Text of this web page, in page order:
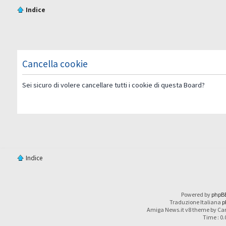
Indice
Cancella cookie
Sei sicuro di volere cancellare tutti i cookie di questa Board?
Indice
Powered by
Traduzione Italiana
Amiga News.it v8 theme by
Time :